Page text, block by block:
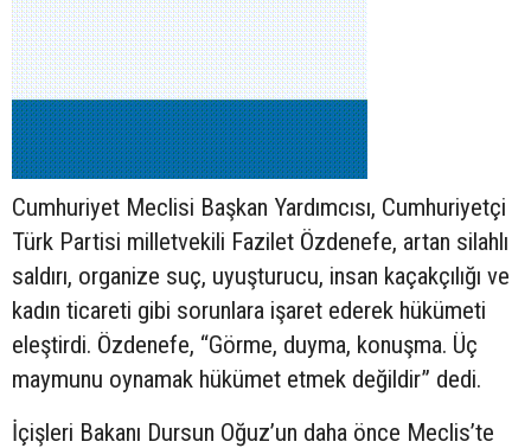
Cumhuriyet Meclisi Başkan Yardımcısı, Cumhuriyetçi
Türk Partisi milletvekili Fazilet Özdenefe, artan silahlı
saldırı, organize suç, uyuşturucu, insan kaçakçılığı ve
kadın ticareti gibi sorunlara işaret ederek hükümeti
eleştirdi. Özdenefe, “Görme, duyma, konuşma. Üç
maymunu oynamak hükümet etmek değildir” dedi.
İçişleri Bakanı Dursun Oğuz’un daha önce Meclis’te